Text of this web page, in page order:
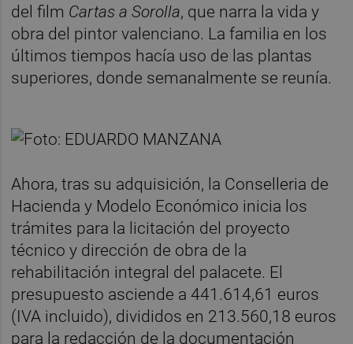
del film Cartas a Sorolla, que narra la vida y
obra del pintor valenciano. La familia en los
últimos tiempos hacía uso de las plantas
superiores, donde semanalmente se reunía.
Ahora, tras su adquisición, la Conselleria de
Hacienda y Modelo Económico inicia los
trámites para la licitación del proyecto
técnico y dirección de obra de la
rehabilitación integral del palacete. El
presupuesto asciende a 441.614,61 euros
(IVA incluido), divididos en 213.560,18 euros
para la redacción de la documentación